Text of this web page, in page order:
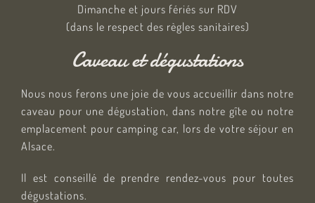
Dimanche et jours fériés sur RDV
(dans le respect des règles sanitaires)
Caveau et dégustations
Nous nous ferons une joie de vous accueillir dans notre
caveau pour une dégustation, dans notre gîte ou notre
emplacement pour camping car, lors de votre séjour en
Alsace.
Il est conseillé de prendre rendez-vous pour toutes
dégustations.